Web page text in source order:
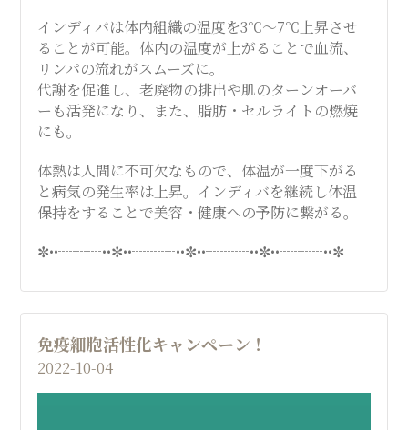
インディバは体内組織の温度を3℃～7℃上昇させ
ることが可能。体内の温度が上がることで血流、
リンパの流れがスムーズに。
代謝を促進し、老廃物の排出や肌のターンオーバ
ーも活発になり、また、脂肪・セルライトの燃焼
にも。
体熱は人間に不可欠なもので、体温が一度下がる
と病気の発生率は上昇。インディバを継続し体温
保持をすることで美容・健康への予防に繋がる。
✼••┈┈┈••✼••┈┈┈••✼••┈┈┈••✼••┈┈┈••✼
免疫細胞活性化キャンペーン！
2022-10-04